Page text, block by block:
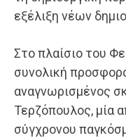
εξέλιξη νέων
Στο πλαίσιο του
συνολική
αναγνωρισμένος
Τερζόπουλος, μία
σύγχρονου